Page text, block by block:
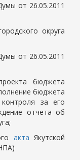
от 26.05.2011
округа
от 26.05.2011
бюджета
бюджета
контроля за его
отчета об
акта Якутской